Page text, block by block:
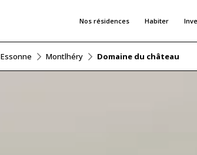
Nos résidences Habiter
Essonne Montlhéry Domaine du château